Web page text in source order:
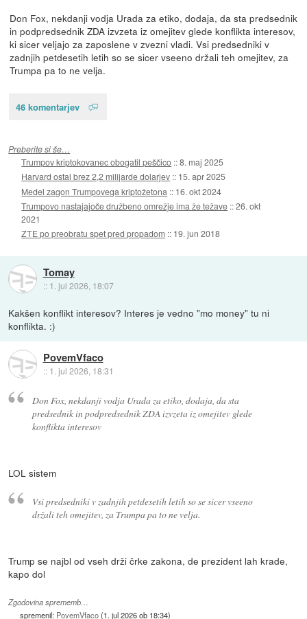
Don Fox, nekdanji vodja Urada za etiko, dodaja, da sta predsednik
in podpredsednik ZDA izvzeta iz omejitev glede konflikta interesov,
ki sicer veljajo za zaposlene v zvezni vladi. Vsi predsedniki v
zadnjih petdesetih letih so se sicer vseeno držali teh omejitev, za
Trumpa pa to ne velja.
46 komentarjev
Preberite si še…
Trumpov kriptokovanec obogatil peščico ::8. maj 2025
Harvard ostal brez 2,2 milijarde dolarjev :: 15. apr 2025
Medel zagon Trumpovega kriptožetona :: 16. okt 2024
Trumpovo nastajajoče družbeno omrežje ima že težave ::26. okt
2021
ZTE po preobratu spet pred propadom :: 19. jun 2018
Tomay
:: 1. jul 2026, 18:07
Kakšen konflikt interesov? Interes je vedno "mo money" tu ni
konflikta. :)
PovemVfaco
:: 1. jul 2026, 18:31
Don Fox, nekdanji vodja Urada za etiko, dodaja, da sta
predsednik in podpredsednik ZDA izvzeta iz omejitev glede
konflikta interesov
LOL sistem
Vsi predsedniki v zadnjih petdesetih letih so se sicer vseeno
držali teh omejitev, za Trumpa pa to ne velja.
Trump se najbl od vseh drži črke zakona, de prezident lah krade,
kapo dol
Zgodovina sprememb…
spremenil: PovemVfaco(1. jul 2026 ob 18:34)